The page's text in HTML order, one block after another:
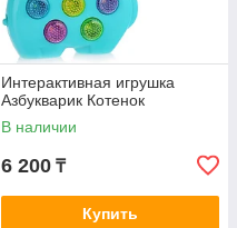
Интерактивная игрушка
Азбукварик Котенок
В наличии
6 200 ₸
Купить